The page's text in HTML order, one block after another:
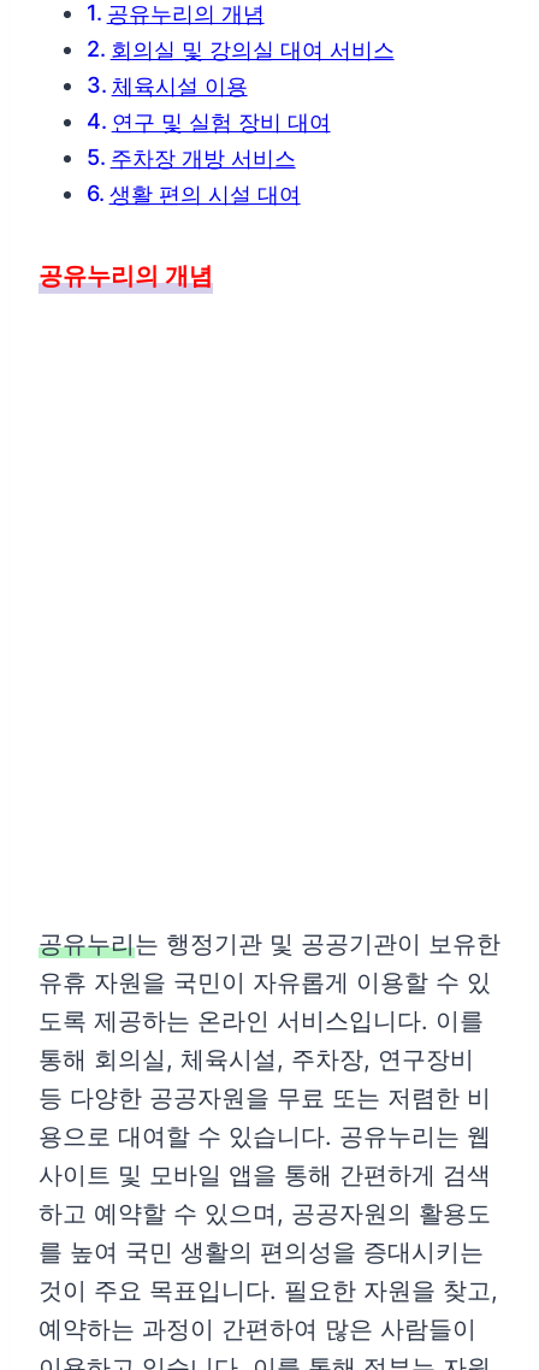
공유누리의 개념
회의실 및 강의실 대여 서비스
체육시설 이용
연구 및 실험 장비 대여
주차장 개방 서비스
생활 편의 시설 대여
공유누리의 개념
공유누리는 행정기관 및 공공기관이 보유한
유휴 자원을 국민이 자유롭게 이용할 수 있
도록 제공하는 온라인 서비스입니다. 이를
통해 회의실, 체육시설, 주차장, 연구장비
등 다양한 공공자원을 무료 또는 저렴한 비
용으로 대여할 수 있습니다. 공유누리는 웹
사이트 및 모바일 앱을 통해 간편하게 검색
하고 예약할 수 있으며, 공공자원의 활용도
를 높여 국민 생활의 편의성을 증대시키는
것이 주요 목표입니다. 필요한 자원을 찾고,
예약하는 과정이 간편하여 많은 사람들이